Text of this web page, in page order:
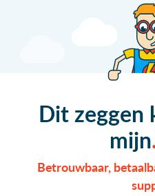
Dit zeggen
mijn
Betrouwbaar,